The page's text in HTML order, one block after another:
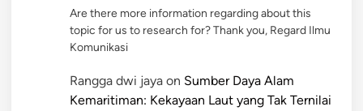
Are there more information regarding about this
topic for us to research for? Thank you, Regard Ilmu
Komunikasi
Rangga dwi jaya on Sumber Daya Alam
Kemaritiman: Kekayaan Laut yang Tak Ternilai